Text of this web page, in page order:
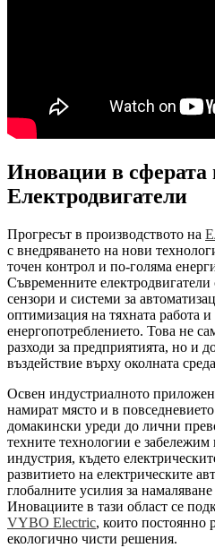
Иновации в сферата
Електродвигатели
Прогресът в производството на
с внедряването на нови
точен контрол и по-голяма
Съвременните
сензори и системи за
оптимизация на тяхната работа
енергопотреблението. Това не
разходи за предприятията, но и
въздействие върху околната
Освен индустриалното
намират място и в
домакински уреди до лични
техните технологии е забележим
индустрия, където
развитието на електрическите
глобалните усилия за
Иновациите в тази област се
VYBO Electric, които постоянно
екологично чисти решения.